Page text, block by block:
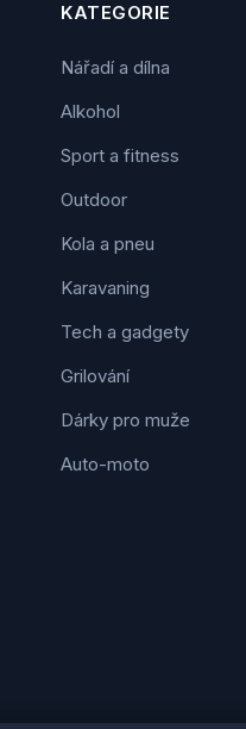
KATEGORIE
Nářadí a dílna
Alkohol
Sport a fitness
Outdoor
Kola a pneu
Karavaning
Tech a gadgety
Grilování
Dárky pro muže
Auto-moto